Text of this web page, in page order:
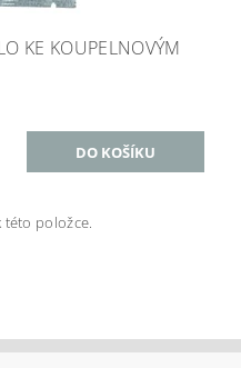
KE KOUPELNOVÝM
položce.